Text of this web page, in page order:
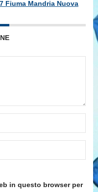
Fiuma Mandria Nuova
in questo browser per